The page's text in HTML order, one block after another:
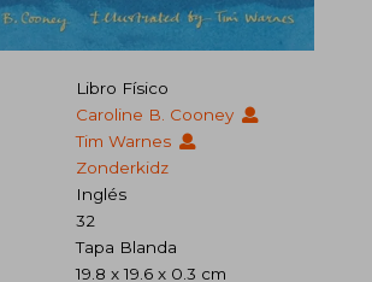
Libro Físico
Caroline B. Cooney
Tim Warnes
Zonderkidz
Inglés
32
Tapa Blanda
19.8 x 19.6 x 0.3 cm